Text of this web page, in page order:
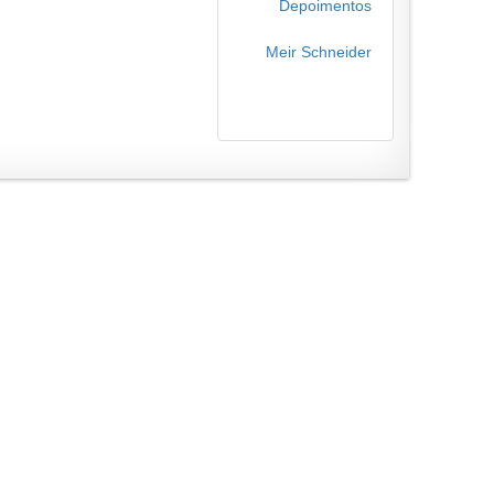
Depoimentos
Meir Schneider